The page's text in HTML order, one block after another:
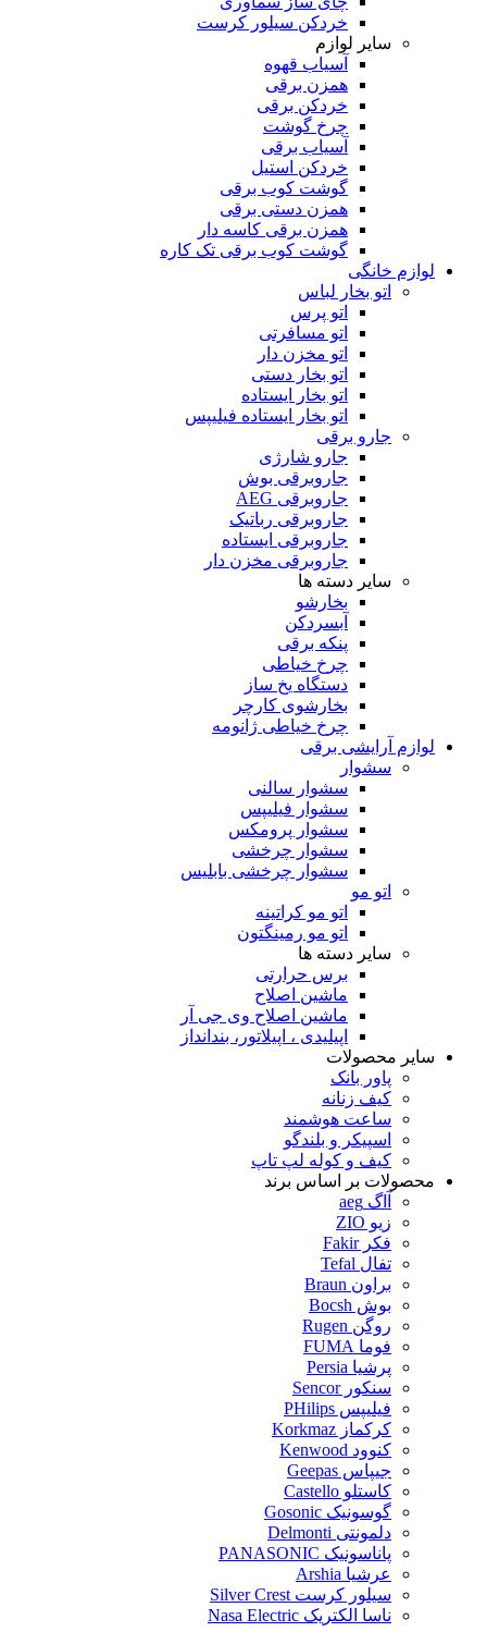
خردکن سیلور کرست
سایر لوازم
آسیاب قهوه
همزن برقی
خردکن برقی
چرخ گوشت
آسیاب برقی
خردکن استیل
گوشت کوب برقی
همزن دستی برقی
همزن برقی کاسه دار
گوشت کوب برقی تک کاره
لوازم خانگی
اتو بخار لباس
اتو پرس
اتو مسافرتی
اتو مخزن دار
اتو بخار دستی
اتو بخار ایستاده
اتو بخار ایستاده فیلیپس
جارو برقی
جارو شارژی
جاروبرقی بوش
جاروبرقی AEG
جاروبرقی رباتیک
جاروبرقی ایستاده
جاروبرقی مخزن دار
سایر دسته ها
بخارشو
آبسردکن
پنکه برقی
چرخ خیاطی
دستگاه یخ ساز
بخارشوی کارچر
چرخ خیاطی ژانومه
لوازم آرایشی برقی
سشوار
سشوار سالنی
سشوار فیلیپس
سشوار پرومکس
سشوار چرخشی
سشوار چرخشی بابلیس
اتو مو
اتو مو کراتینه
اتو مو رمینگتون
سایر دسته ها
برس حرارتی
ماشین اصلاح
ماشین اصلاح وی جی آر
اپیلیدی ، اپیلاتور، بندانداز
سایر محصولات
پاور بانک
کیف زنانه
ساعت هوشمند
اسپیکر و بلندگو
کیف و کوله لپ تاپ
محصولات بر اساس برند
آاگ aeg
زیو ZIO
فکر Fakir
تفال Tefal
براون Braun
بوش Bocsh
روگن Rugen
فوما FUMA
پرشیا Persia
سنکور Sencor
فیلیپس PHilips
کرکماز Korkmaz
کنوود Kenwood
جیپاس Geepas
کاستلو Castello
گوسونیک Gosonic
دلمونتی Delmonti
پاناسونیک PANASONIC
عرشیا Arshia
سیلور کرست Silver Crest
ناسا الکتریک Nasa Electric